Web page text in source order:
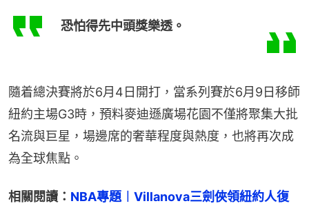
恐怕得先中頭獎樂透。
隨着總決賽將於6月4日開打，當系列賽於6月9日移師
紐約主場G3時，預料麥迪遜廣場花園不僅將聚集大批
名流與巨星，場邊席的奢華程度與熱度，也將再次成
為全球焦點。
相關閱讀： NBA專題︱Villanova三劍俠領紐約人復